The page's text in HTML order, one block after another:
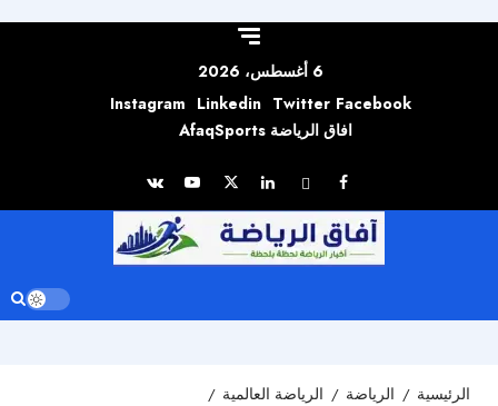
6 أغسطس، 2026
Facebook
Twitter
Linkedin
Instagram
افاق الرياضة AfaqSports
الرئيسية الرياضة
الرياضة العالمية